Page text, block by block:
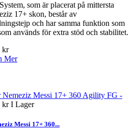
som är placerat på mittersta
17+ skon, består av
och har samma funktion som
används för extra stöd och stabilitet.
kr
Mer
krI Lager
Messi 17+ 360...